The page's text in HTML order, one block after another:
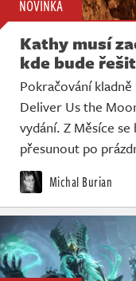
NOVINKA
Kathy musí
kde bude
Pokračování
Deliver Us the
vydání. Z Měsíce
přesunout po
Michal Burian